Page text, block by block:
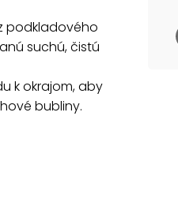
podkladového
suchú, čistú
k okrajom, aby
bubliny.